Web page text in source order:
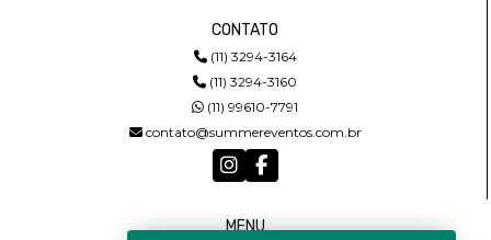
CONTATO
(11) 3294-3164
(11) 3294-3160
(11) 99610-7791
contato@summereventos.com.br
MENU